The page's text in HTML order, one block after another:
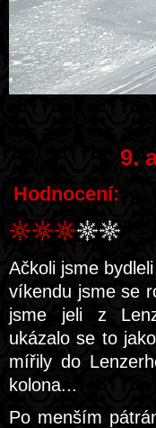
9.
Hodnocení:
Ačkoli jsme
víkendu jsme se
jsme jeli z
ukázalo se to
mířily do
kolona...
Po menším